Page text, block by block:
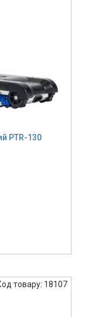
PTR-130
товару: 18107